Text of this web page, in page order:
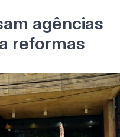
agências
reformas